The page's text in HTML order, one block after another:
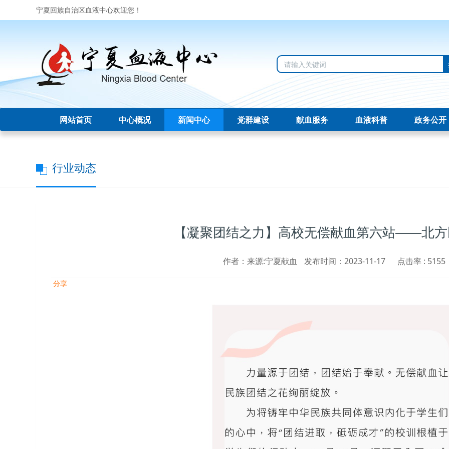
宁夏回族自治区血液中心欢迎您！
网站首页 中心概况 新闻中心 党群建设 献血服务 血液科普 政务公开
行业动态
【凝聚团结之力】高校无偿献血第六站——北
作者：来源:宁夏献血 发布时间：2023-11-17 点击率 : 5155
分享